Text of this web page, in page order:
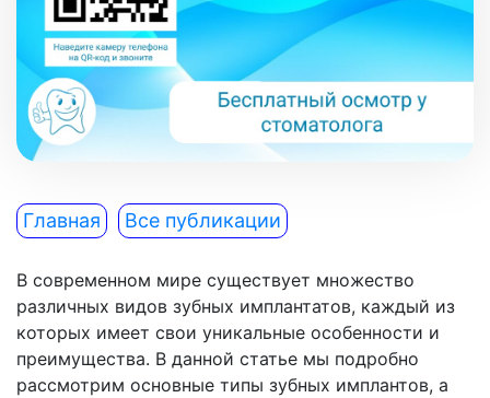
Главная Все публикации
В современном мире существует множество
различных видов зубных имплантатов, каждый из
которых имеет свои уникальные особенности и
преимущества. В данной статье мы подробно
рассмотрим основные типы зубных имплантов, а